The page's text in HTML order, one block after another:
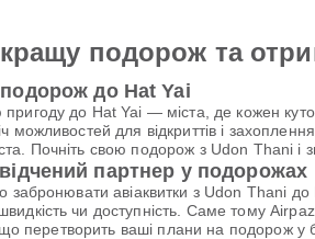
подорож та
до Hat Yai
до Hat Yai — міста, де кожен
можливостей для відкриттів і
Почніть свою подорож з Udon Thani і
партнер у подорожах
забронювати авіаквитки з Udon Thani
чи доступність. Саме тому
що перетворить ваші плани на подорож